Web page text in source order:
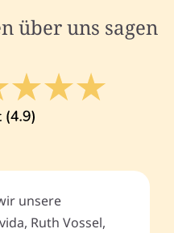
über uns sagen
unsere
Ruth Vossel,